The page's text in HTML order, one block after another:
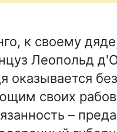
к своему
Леопольд
оказывается
своих
–